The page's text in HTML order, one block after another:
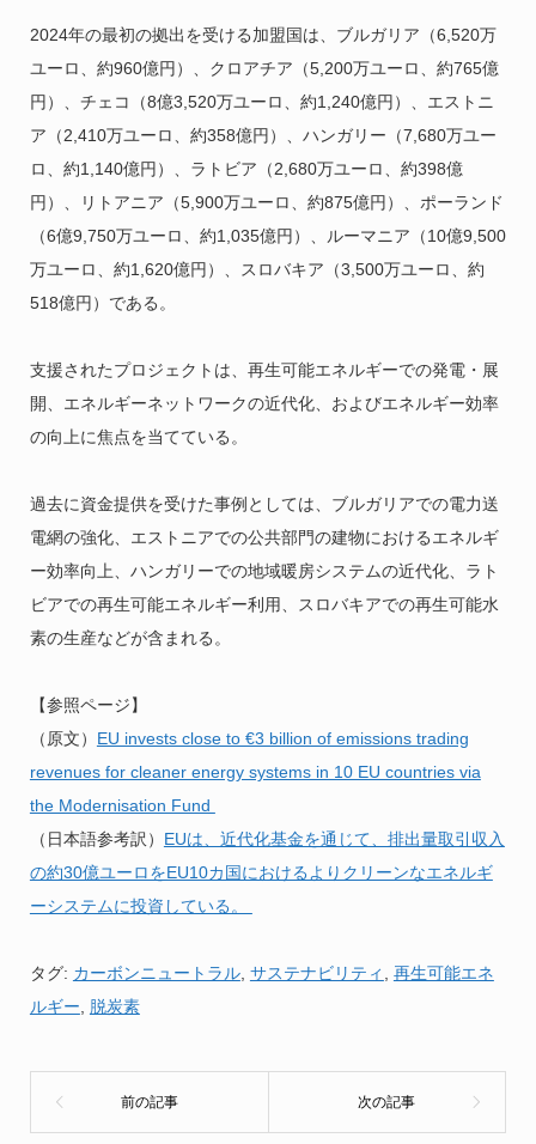
2024年の最初の拠出を受ける加盟国は、ブルガリア（6,520万
ユーロ、約960億円）、クロアチア（5,200万ユーロ、約765億
円）、チェコ（8億3,520万ユーロ、約1,240億円）、エストニ
ア（2,410万ユーロ、約358億円）、ハンガリー（7,680万ユー
ロ、約1,140億円）、ラトビア（2,680万ユーロ、約398億
円）、リトアニア（5,900万ユーロ、約875億円）、ポーランド
（6億9,750万ユーロ、約1,035億円）、ルーマニア（10億9,500
万ユーロ、約1,620億円）、スロバキア（3,500万ユーロ、約
518億円）である。
支援されたプロジェクトは、再生可能エネルギーでの発電・展
開、エネルギーネットワークの近代化、およびエネルギー効率
の向上に焦点を当てている。
過去に資金提供を受けた事例としては、ブルガリアでの電力送
電網の強化、エストニアでの公共部門の建物におけるエネルギ
ー効率向上、ハンガリーでの地域暖房システムの近代化、ラト
ビアでの再生可能エネルギー利用、スロバキアでの再生可能水
素の生産などが含まれる。
【参照ページ】
（原文） EU invests close to €3 billion of emissions trading
revenues for cleaner energy systems in 10 EU countries via
the Modernisation Fund
（日本語参考訳） EUは、近代化基金を通じて、排出量取引収入
の約30億ユーロをEU10カ国におけるよりクリーンなエネルギ
ーシステムに投資している。
タグ: カーボンニュートラル, サステナビリティ
再生可能エネ
ルギー
脱炭素